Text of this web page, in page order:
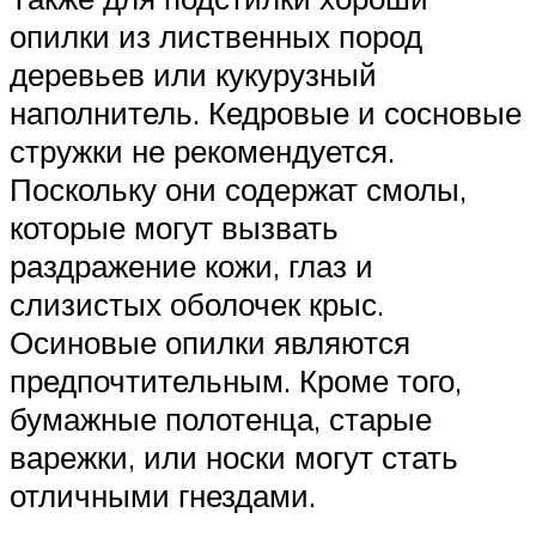
опилки из лиственных пород
деревьев или кукурузный
наполнитель. Кедровые и сосновые
стружки не рекомендуется.
Поскольку они содержат смолы,
которые могут вызвать
раздражение кожи, глаз и
слизистых оболочек крыс.
Осиновые опилки являются
предпочтительным. Кроме того,
бумажные полотенца, старые
варежки, или носки могут стать
отличными гнездами.